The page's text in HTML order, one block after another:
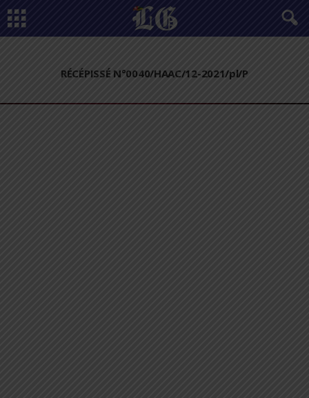
RÉCÉPISSÉ N°0040/HAAC/12-2021/pl/P